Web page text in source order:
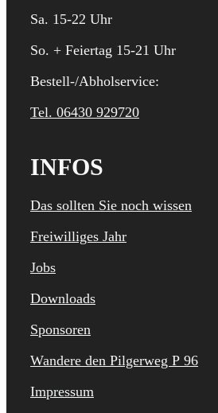
Sa. 15-22 Uhr
So. + Feiertag 15-21 Uhr
Bestell-/Abholservice:
Tel. 06430 929720
INFOS
Das sollten Sie noch wissen
Freiwilliges Jahr
Jobs
Downloads
Sponsoren
Wandere den Pilgerweg P 96
Impressum